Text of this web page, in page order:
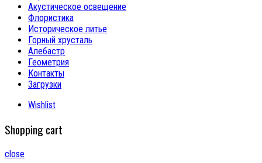
Акустическое освещение
Флористика
Историческое литье
Горный хрусталь
Алебастр
Геометрия
Контакты
Загрузки
Wishlist
Shopping cart
close